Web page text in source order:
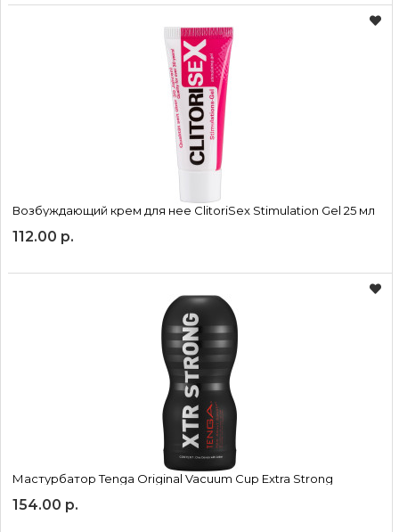
Возбуждающий крем для нее ClitoriSex Stimulation Gel 25 мл
112.00 р.
Мастурбатор Tenga Original Vacuum Cup Extra Strong
154.00 р.